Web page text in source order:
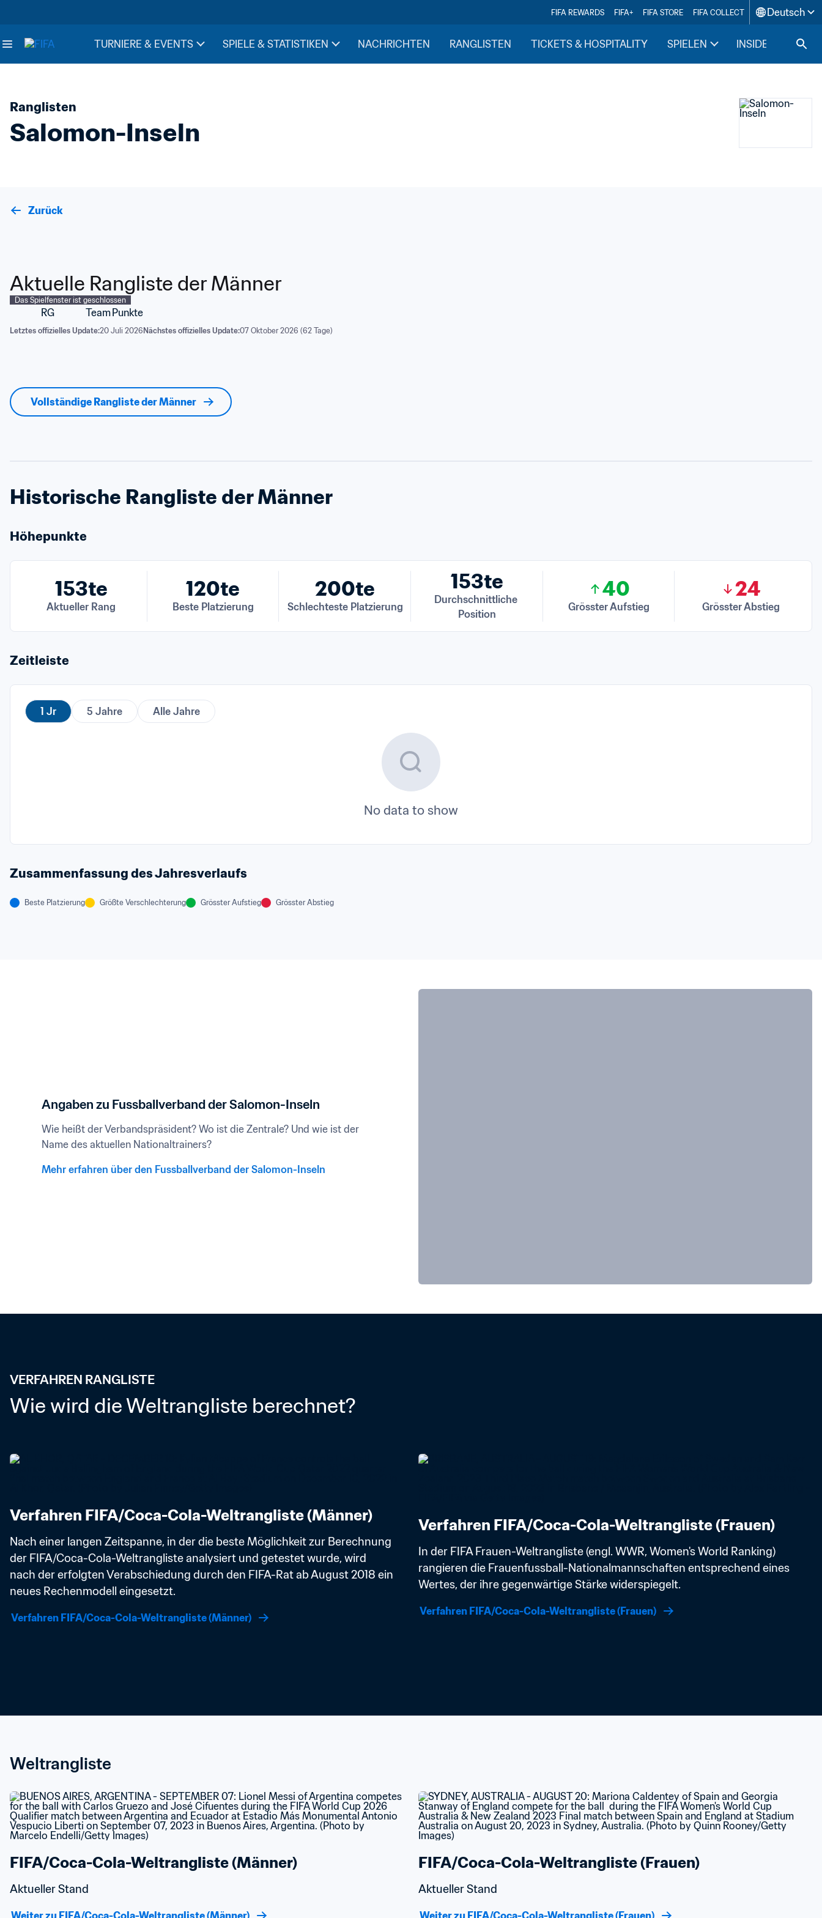
FIFA REWARDS FIFA+ FIFA STORE FIFA COLLECT Deutsch
TURNIERE & EVENTS SPIELE & STATISTIKEN NACHRICHTEN RANGLISTEN TICKETS & HOSPITALITY SPIELEN INSIDE FIFA
Ranglisten
Salomon-Inseln
Zurück
Aktuelle Rangliste der Männer
Das Spielfenster ist geschlossen
RG Team Punkte
Letztes offizielles Update:20 Juli 2026 Nächstes offizielles Update:07 Oktober 2026 (62 Tage)
Vollständige Rangliste der Männer
Historische Rangliste der Männer
Höhepunkte
153te
Aktueller Rang
120te
Beste Platzierung
200te
Schlechteste Platzierung
153te
Durchschnittliche
Position
40
Grösster Aufstieg
24
Grösster Abstieg
Zeitleiste
1 Jr 5 Jahre Alle Jahre
No data to show
Zusammenfassung des Jahresverlaufs
Beste Platzierung Größte Verschlechterung Grösster Aufstieg Grösster Abstieg
Angaben zu Fussballverband der Salomon-Inseln
Wie heißt der Verbandspräsident? Wo ist die Zentrale? Und wie ist der
Name des aktuellen Nationaltrainers?
Mehr erfahren über den Fussballverband der Salomon-Inseln
VERFAHREN RANGLISTE
Wie wird die Weltrangliste berechnet?
Verfahren FIFA/Coca-Cola-Weltrangliste (Männer)
Nach einer langen Zeitspanne, in der die beste Möglichkeit zur Berechnung
der FIFA/Coca-Cola-Weltrangliste analysiert und getestet wurde, wird
nach der erfolgten Verabschiedung durch den FIFA-Rat ab August 2018 ein
neues Rechenmodell eingesetzt.
Verfahren FIFA/Coca-Cola-Weltrangliste (Männer)
Verfahren FIFA/Coca-Cola-Weltrangliste (Frauen)
In der FIFA Frauen-Weltrangliste (engl. WWR, Women's World Ranking)
rangieren die Frauenfussball-Nationalmannschaften entsprechend eines
Wertes, der ihre gegenwärtige Stärke widerspiegelt.
Verfahren FIFA/Coca-Cola-Weltrangliste (Frauen)
Weltrangliste
FIFA/Coca-Cola-Weltrangliste (Männer)
Aktueller Stand
Weiter zu FIFA/Coca-Cola-Weltrangliste (Männer)
FIFA/Coca-Cola-Weltrangliste (Frauen)
Aktueller Stand
Weiter zu FIFA/Coca-Cola-Weltrangliste (Frauen)